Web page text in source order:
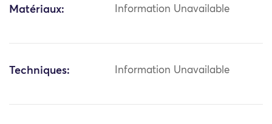
Matériaux: Information Unavailable
Techniques: Information Unavailable